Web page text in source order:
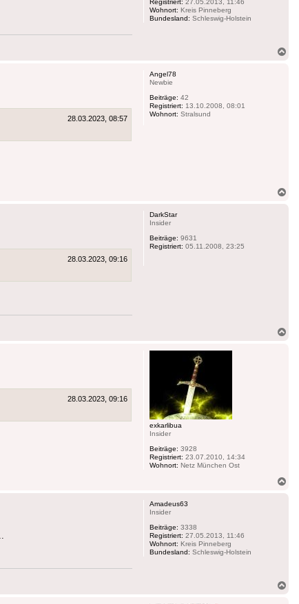
Registriert: 27.05.2013, 11:46
Wohnort: Kreis Pinneberg
Bundesland: Schleswig-Holstein
Angel78
Newbie
Beiträge: 42
Registriert: 13.10.2008, 08:01
Wohnort: Stralsund
28.03.2023, 08:57
DarkStar
Insider
Beiträge: 9631
Registriert: 05.11.2008, 23:25
28.03.2023, 09:16
exkarlibua
Insider
Beiträge: 3928
Registriert: 23.07.2010, 14:34
Wohnort: Netz München Ost
28.03.2023, 09:16
Amadeus63
Insider
Beiträge: 3338
Registriert: 27.05.2013, 11:46
Wohnort: Kreis Pinneberg
Bundesland: Schleswig-Holstein